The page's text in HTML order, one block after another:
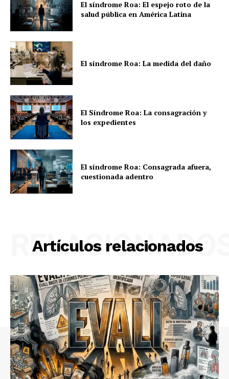
El síndrome Roa: El espejo roto de la
salud pública en América Latina
El síndrome Roa: La medida del daño
El Síndrome Roa: La consagración y
los expedientes
El síndrome Roa: Consagrada afuera,
cuestionada adentro
Artículos relacionados